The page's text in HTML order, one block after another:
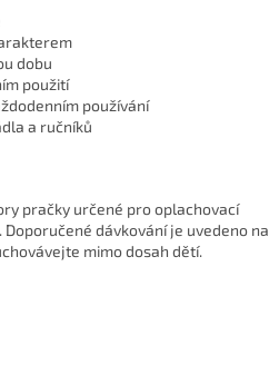
dobu
použití
používání
a ručníků
pračky určené pro oplachovací
dávkování je uvedeno na
mimo dosah dětí.